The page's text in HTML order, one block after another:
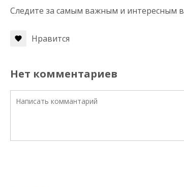
Следите за самым важным и интересным в
Нравится
Нет комментариев